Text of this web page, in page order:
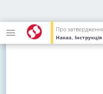
Наказ, Інструкція